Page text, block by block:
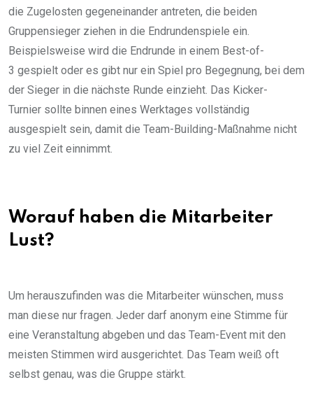
die Zugelosten gegeneinander antreten, die beiden
Gruppensieger ziehen in die Endrundenspiele ein.
Beispielsweise wird die Endrunde in einem Best-of-
3 gespielt oder es gibt nur ein Spiel pro Begegnung, bei dem
der Sieger in die nächste Runde einzieht. Das Kicker-
Turnier sollte binnen eines Werktages vollständig
ausgespielt sein, damit die Team-Building-Maßnahme nicht
zu viel Zeit einnimmt.
Worauf haben die Mitarbeiter
Lust?
Um herauszufinden was die Mitarbeiter wünschen, muss
man diese nur fragen. Jeder darf anonym eine Stimme für
eine Veranstaltung abgeben und das Team-Event mit den
meisten Stimmen wird ausgerichtet. Das Team weiß oft
selbst genau, was die Gruppe stärkt.